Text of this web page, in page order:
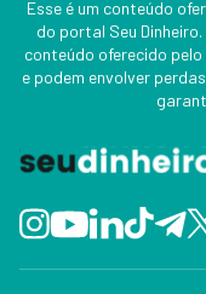
Esse é um conteúdo
do portal Seu
conteúdo oferecido
e podem envolver